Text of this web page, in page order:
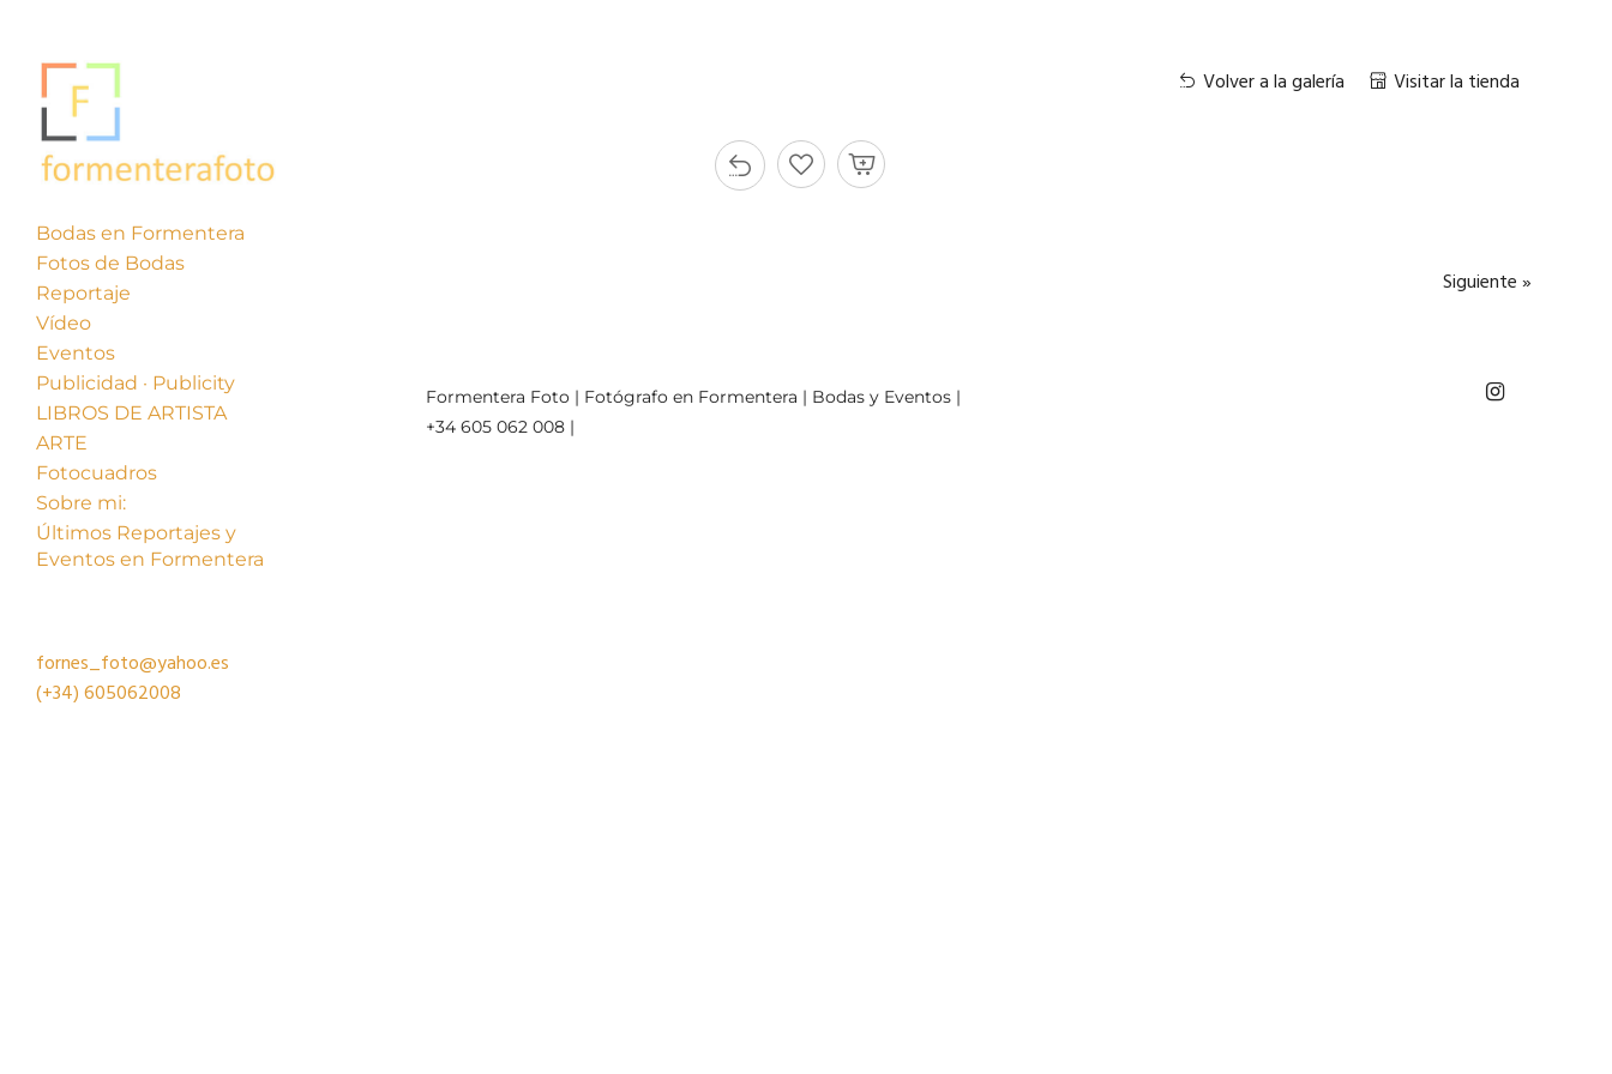
Bodas en Formentera
Fotos de Bodas
Reportaje
Vídeo
Eventos
Publicidad · Publicity
LIBROS DE ARTISTA
ARTE
Fotocuadros
Sobre mi:
Últimos Reportajes y
Eventos en Formentera
fornes_foto@yahoo.es
(+34)605062008
Volver a la galería Visitar la tienda
« Anterior Siguiente »
Formentera Foto | Fotógrafo en Formentera | Bodas y Eventos |
+34 605 062 008 |